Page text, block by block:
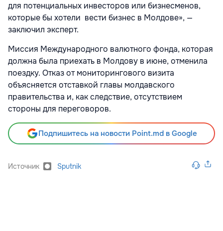
для потенциальных инвесторов или бизнесменов,
которые бы хотели вести бизнес в Молдове», —
заключил эксперт.
Миссия Международного валютного фонда, которая
должна была приехать в Молдову в июне, отменила
поездку. Отказ от мониторингового визита
объясняется отставкой главы молдавского
правительства и, как следствие, отсутствием
стороны для переговоров.
Подпишитесь на новости Point.md в Google
Источник Sputnik